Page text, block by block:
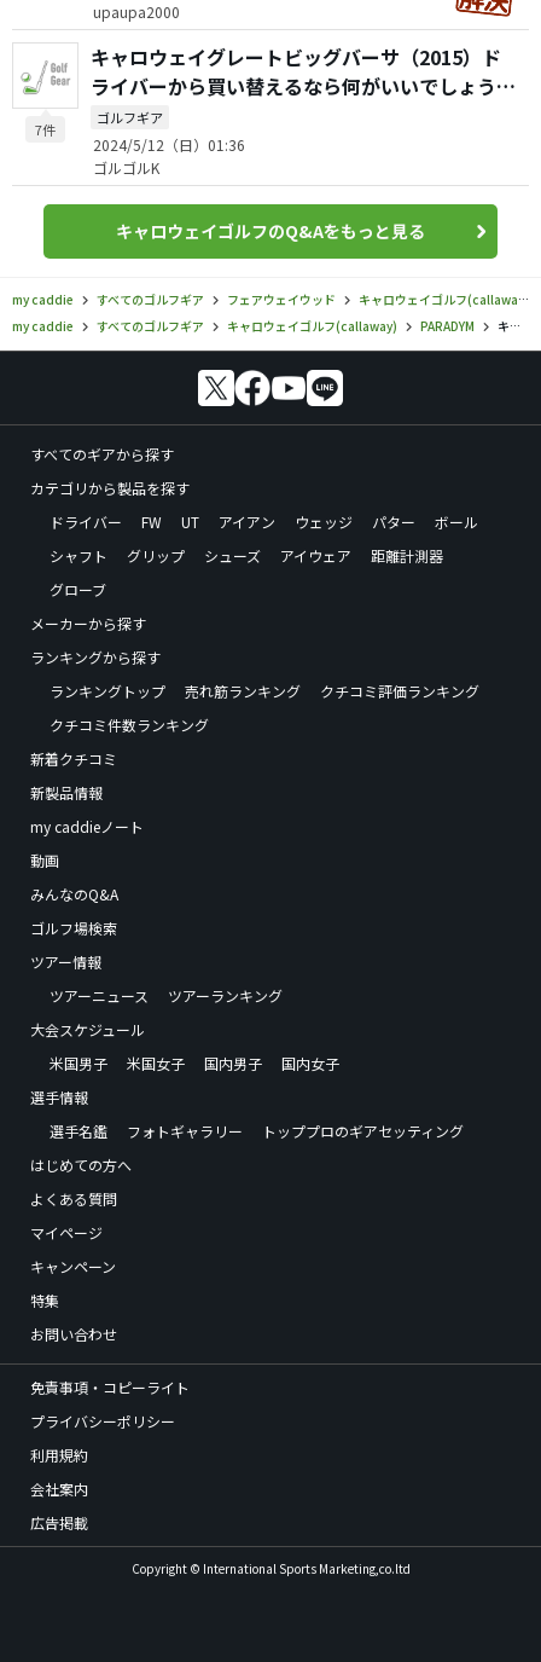
upaupa2000
7件
キャロウェイグレートビッグバーサ（2015）ド
ライバーから買い替えるなら何がいいでしょう
か？
ゴルフギア
2024/5/12（日）01:36
ゴルゴルK
キャロウェイゴルフのQ&Aをもっと見る
my caddie すべてのゴルフギア フェアウェイウッド
キャロウェイゴルフ(callaway)
my caddie
すべてのゴルフギア キャロウェイゴルフ(callaway) PARADYM キャロウェイゴルフ／PARADYM／パラダイム Ai スモーク MAX フェアウェイウッドの口コミ評価
すべてのギアから探す
カテゴリから製品を探す
ドライバー
FW UT アイアン ウェッジ パター
ボール
シャフト
グリップ シューズ アイウェア
距離計測器
グローブ
メーカーから探す
ランキングから探す
ランキングトップ
売れ筋ランキング
クチコミ評価ランキング
クチコミ件数ランキング
新着クチコミ
新製品情報
my caddieノート
動画
みんなのQ&A
ゴルフ場検索
ツアー情報
ツアーニュース
ツアーランキング
大会スケジュール
米国男子
米国女子 国内男子
国内女子
選手情報
選手名鑑
フォトギャラリー
トッププロのギアセッティング
はじめての方へ
よくある質問
マイページ
キャンペーン
特集
お問い合わせ
免責事項・コピーライト
プライバシーポリシー
利用規約
会社案内
広告掲載
Copyright © International Sports Marketing,co.ltd